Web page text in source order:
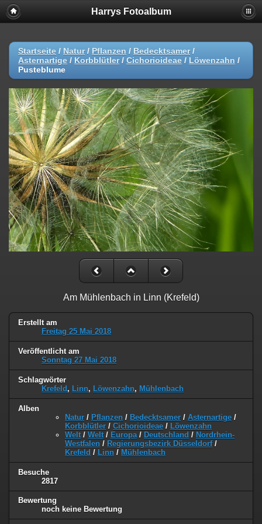
Harrys Fotoalbum
Startseite / Natur/ Pflanzen / Bedecktsamer/
Asternartige / Korbblütler/ Cichorioideae / Löwenzahn /
Pusteblume
Am Mühlenbach in Linn (Krefeld)
Erstellt am
Freitag 25 Mai 2018
Veröffentlicht am
Sonntag 27 Mai 2018
Schlagwörter
Krefeld , Linn, Löwenzahn, Mühlenbach
Alben
Natur / Pflanzen / Bedecktsamer / Asternartige /
Korbblütler / Cichorioideae / Löwenzahn
Welt / Welt / Europa / Deutschland / Nordrhein-
Westfalen / Regierungsbezirk Düsseldorf/
Krefeld / Linn / Mühlenbach
Besuche
2817
Bewertung
noch keine Bewertung